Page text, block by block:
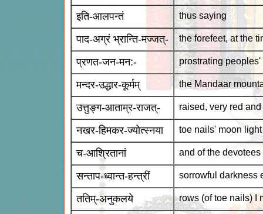
इति-आलपन्तं thus saying
पाद-अग्रं भ्रान्ति-मज्जत्- the forefeet, at the
प्रणत-जन-मन:- prostrating peoples'
मन्दर-उद्धार-कूर्मम् the Mandaar
उत्तुङ्ग-आताम्र-राजत्- raised, very red
नखर-हिमकर-ज्योत्स्नया toe nails' moon light
च-आश्रितानां and of the devotees
सन्ताप-ध्वान्त-हन्त्रीं sorrowful darkness
ततिम्-अनुकलये rows (of toe nails) I